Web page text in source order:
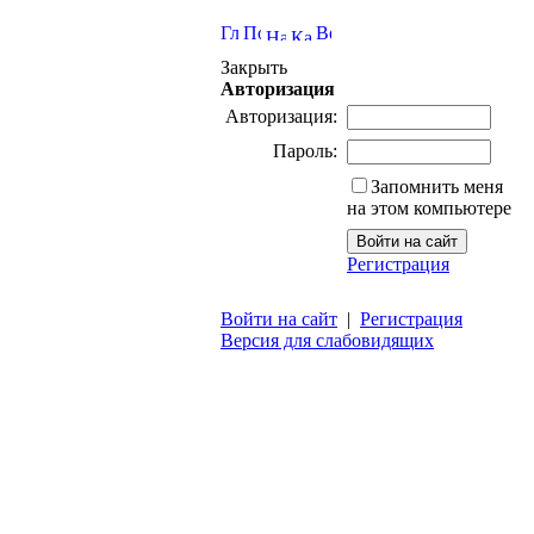
Закрыть
Авторизация
Авторизация:
Пароль:
Запомнить меня
на этом компьютере
Регистрация
Войти на сайт | Регистрация
Версия для слабовидящих